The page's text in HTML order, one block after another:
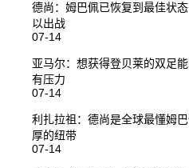
德尚：姆巴佩已恢复到最佳状
以出战
07-14
亚马尔：想获得登贝莱的双足
有压力
07-14
利扎拉祖：德尚是全球最懂姆
厚的纽带
07-14